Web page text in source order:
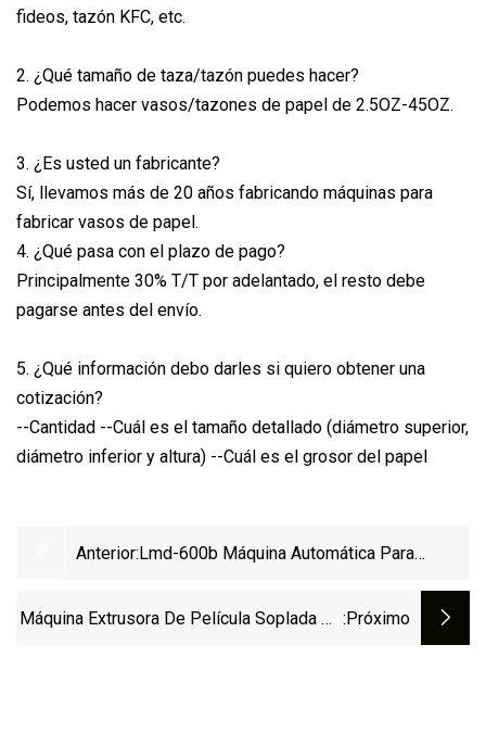
fideos, tazón KFC, etc.
2. ¿Qué tamaño de taza/tazón puedes hacer?
Podemos hacer vasos/tazones de papel de 2.5OZ-45OZ.
3. ¿Es usted un fabricante?
Sí, llevamos más de 20 años fabricando máquinas para
fabricar vasos de papel.
4. ¿Qué pasa con el plazo de pago?
Principalmente 30% T/T por adelantado, el resto debe
pagarse antes del envío.
5. ¿Qué información debo darles si quiero obtener una
cotización?
--Cantidad --Cuál es el tamaño detallado (diámetro superior,
diámetro inferior y altura) --Cuál es el grosor del papel
Anterior:Lmd-600b Máquina Automática Para
De Pan Pequeño
Máquina Extrusora De Película Soplada De :próximo